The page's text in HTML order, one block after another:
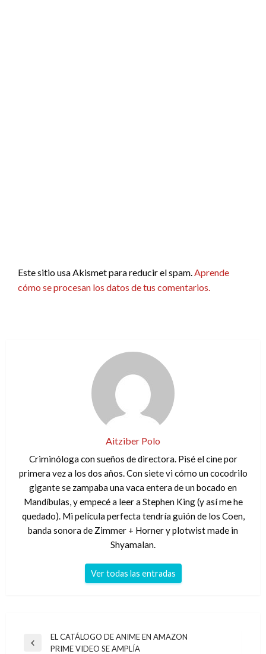
Este sitio usa Akismet para reducir el spam. Aprende
cómo se procesan los datos de tus comentarios.
Aitziber Polo
Criminóloga con sueños de directora. Pisé el cine por
primera vez a los dos años. Con siete vi cómo un cocodrilo
gigante se zampaba una vaca entera de un bocado en
Mandíbulas, y empecé a leer a Stephen King (y así me he
quedado). Mi película perfecta tendría guión de los Coen,
banda sonora de Zimmer + Horner y plotwist made in
Shyamalan.
Ver todas las entradas
Navegación
Entrada
EL CATÁLOGO DE ANIME EN AMAZON
PRIME VIDEO SE AMPLÍA